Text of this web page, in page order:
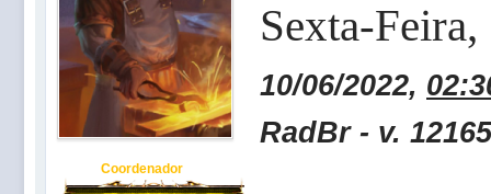
Coordenador
Sexta-
10/06/2022,
RadBr - v.